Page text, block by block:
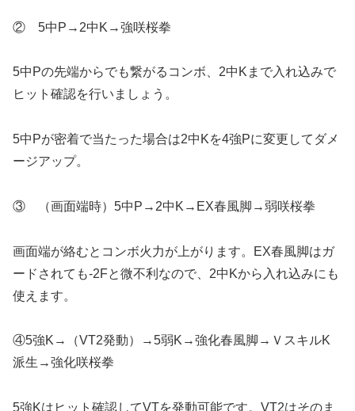
② 5中P→2中K→強咲桜拳
5中Pの先端からでも繋がるコンボ、2中Kまで入れ込みで
ヒット確認を行いましょう。
5中Pが密着で当たった場合は2中Kを4強Pに変更してダメ
ージアップ。
③ （画面端時）5中P→2中K→EX春風脚→弱咲桜拳
画面端が絡むとコンボ火力が上がります。EX春風脚はガ
ードされても-2Fと微不利なので、2中Kから入れ込みにも
使えます。
④5強K→（VT2発動）→5弱K→強化春風脚→ＶスキルK
派生→強化咲桜拳
5強Kはヒット確認してVTを発動可能です。VT2はそのま